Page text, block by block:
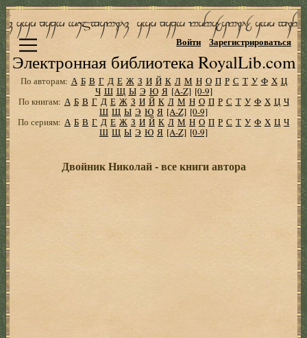
Электронная библиотека RoyalLib.com
Войти Зарегистрироваться
По авторам: А Б В Г Д Е Ж З И Й К Л М Н О П Р С Т У Ф Х Ц
Ч Ш Щ Ы Э Ю Я [A-Z] [0-9]
По книгам: А Б В Г Д Е Ж З И Й К Л М Н О П Р С Т У Ф Х Ц Ч
Ш Щ Ы Э Ю Я [A-Z] [0-9]
По сериям: А Б В Г Д Е Ж З И Й К Л М Н О П Р С Т У Ф Х Ц Ч
Ш Щ Ы Э Ю Я [A-Z] [0-9]
Двойник Николай - все книги автора